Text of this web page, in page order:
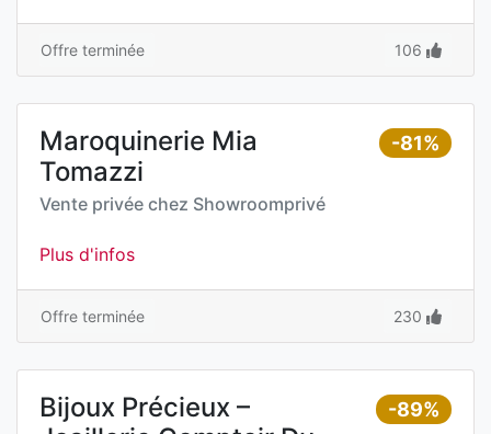
Offre terminée 106
-81%
Maroquinerie Mia
Tomazzi
Vente privée chez Showroomprivé
Plus d'infos
Offre terminée 230
-89%
Bijoux Précieux –